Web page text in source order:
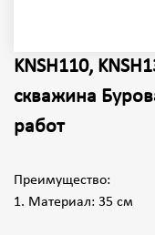
KNSH110,
скважина
работ
Преимущество:
1. Материал: 35 см